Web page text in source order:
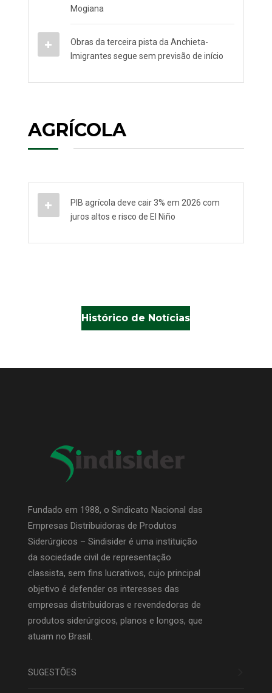
Mogiana
Obras da terceira pista da Anchieta-
Imigrantes segue sem previsão de início
AGRÍCOLA
PIB agrícola deve cair 3% em 2026 com
juros altos e risco de El Niño
Histórico de Notícias
Fundado em 1988, o Sindicato Nacional das
Empresas Distribuidoras de Produtos
Siderúrgicos – Sindisider é uma instituição
da sociedade civil de representação
classista, sem fins lucrativos, cujo principal
objetivo é defender os interesses das
empresas distribuidoras e revendedoras de
produtos siderúrgicos, planos e longos, que
atuam no Brasil.
SUGESTÕES